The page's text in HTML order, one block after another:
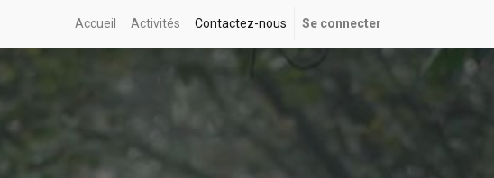
Accueil Activités Contactez-nous Se connecter